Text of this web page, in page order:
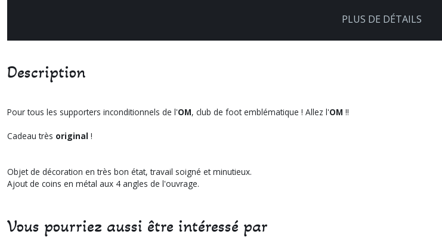
PLUS DE DÉTAILS
Description
Pour tous les supporters inconditionnels de l'OM, club de foot emblématique ! Allez l'OM !!
Cadeau très original !
Objet de décoration en très bon état, travail soigné et minutieux.
Ajout de coins en métal aux 4 angles de l'ouvrage.
Vous pourriez aussi être intéressé par